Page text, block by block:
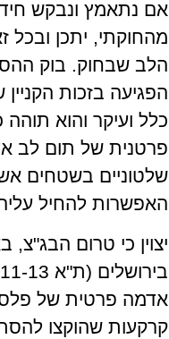
אם נתאמץ ונבקש
מהחוקתי, יתכן ובכל
הלב שבחוק. בוק
הפגיעה בזכות
כלל ועיקר והוא
פרטנית של תום לב
שלטוניים בשטחים
האפשרות להחיל
אדמה פרטית של
קרקעות שהוקצו